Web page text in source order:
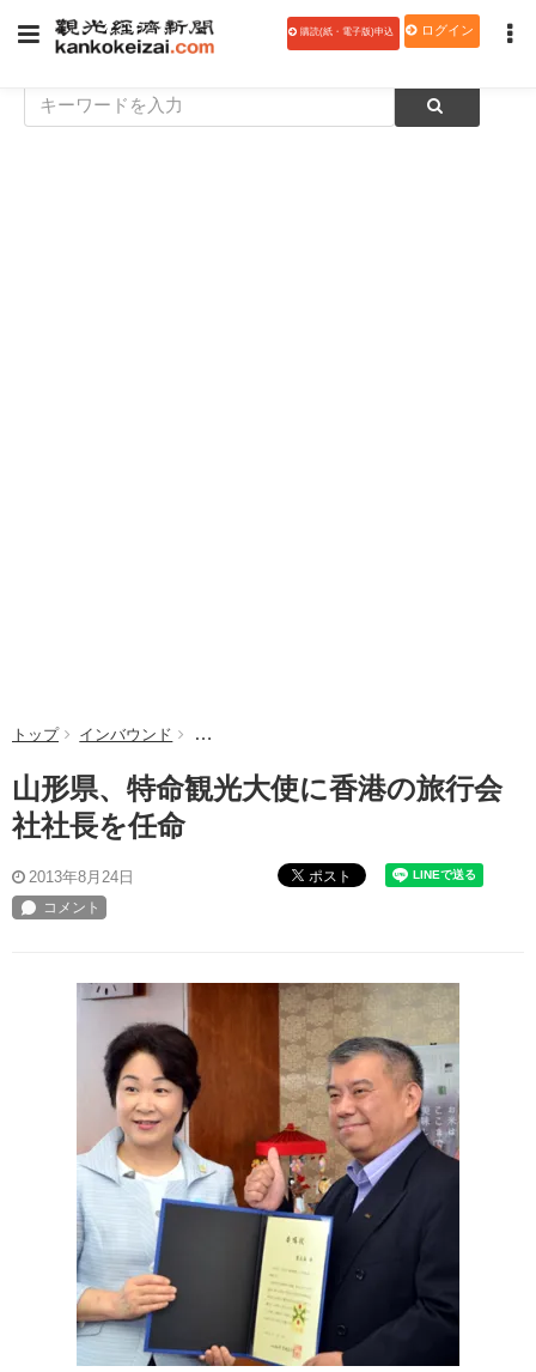
購読(紙・電子版)申込 ログイン
トップ インバウンド 山形県、特命観光大使に香港の旅行会社社長を
山形県、特命観光大使に香港の旅行会
社社長を任命
2013年8月24日 ポスト